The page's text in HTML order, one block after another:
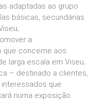
adaptadas ao grupo
básicas, secundárias
a
que concerne aos
larga escala em Viseu;
– destinado a clientes,
que
numa exposição